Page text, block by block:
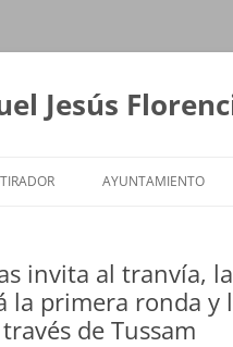
Jesús
AYUNTAMIENTO
invita al tranvía,
la primera ronda y
de Tussam